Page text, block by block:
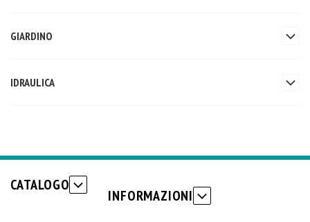
GIARDINO
IDRAULICA
CATALOGO
INFORMAZIONI